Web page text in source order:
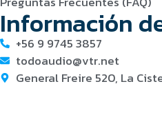
Información
+56 9 9745 3857
todoaudio@vtr.net
General Freire 520, La